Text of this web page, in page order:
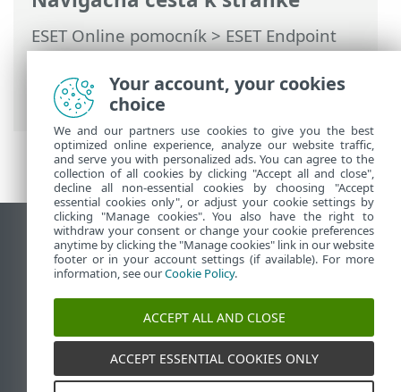
ESET Online pomocník>ESET Endpoint
Security>Používanie programu ESET
Endpoint Security>Nástroje> Odoslanie
vzorky na analýzu
Zobraziť stránku ako na počítači
End of Life
Databáza znalostí ESET
ESET Fórum
ESET Status Portal
Technická podpora
Your account, your cookies
choice
We and our partners use cookies to give you the best
optimized online experience, analyze our website traffic,
and serve you with personalized ads. You can agree to the
collection of all cookies by clicking "Accept all and close",
decline all non-essential cookies by choosing "Accept
essential cookies only", or adjust your cookie settings by
clicking "Manage cookies". You also have the right to
withdraw your consent or change your cookie preferences
anytime by clicking the "Manage cookies" link in our website
footer or in your account settings (if available). For more
information, see ourCookie Policy.
ACCEPT ALL AND CLOSE
ACCEPT ESSENTIAL COOKIES ONLY